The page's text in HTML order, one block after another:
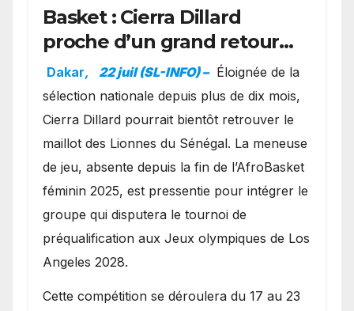
Basket : Cierra Dillard
proche d’un grand retour
avec les Lionnes ?
Dakar, 22 juil (SL-INFO) – Éloignée de la
sélection nationale depuis plus de dix mois,
Cierra Dillard pourrait bientôt retrouver le
maillot des Lionnes du Sénégal. La meneuse
de jeu, absente depuis la fin de l’AfroBasket
féminin 2025, est pressentie pour intégrer le
groupe qui disputera le tournoi de
préqualification aux Jeux olympiques de Los
Angeles 2028.
Cette compétition se déroulera du 17 au 23